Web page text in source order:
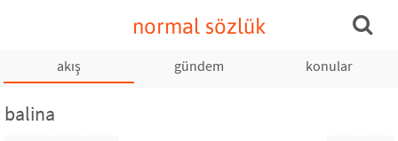
normal sözlük
akış gündem konular
balina